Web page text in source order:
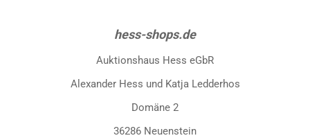
hess-shops.de
Auktionshaus Hess eGbR
Alexander Hess und Katja Ledderhos
Domäne 2
36286 Neuenstein